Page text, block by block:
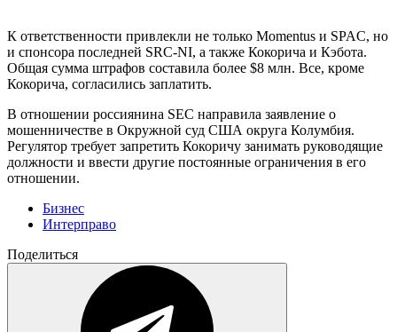
К ответственности привлекли не только Momentus и SPAC, но
и спонсора последней SRC-NI, а также Кокорича и Кэбота.
Общая сумма штрафов составила более $8 млн. Все, кроме
Кокорича, согласились заплатить.
В отношении россиянина SEC направила заявление о
мошенничестве в Окружной суд США округа Колумбия.
Регулятор требует запретить Кокоричу занимать руководящие
должности и ввести другие постоянные ограничения в его
отношении.
Бизнес
Интерправо
Поделиться